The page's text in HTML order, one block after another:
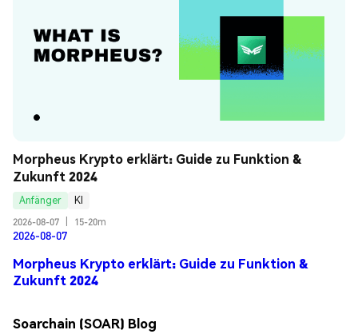
Morpheus Krypto erklärt: Guide zu Funktion &
Zukunft 2024
Anfänger
KI
2026-08-07
15-20m
2026-08-07
Morpheus Krypto erklärt: Guide zu Funktion &
Zukunft 2024
Soarchain (SOAR) Blog